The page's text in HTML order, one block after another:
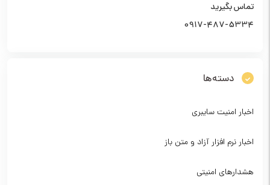
تماس بگیرید
0917-487-5334
دسته‌ها
اخبار امنیت سایبری
اخبار نرم افزار آزاد و متن باز
هشدارهای امنیتی